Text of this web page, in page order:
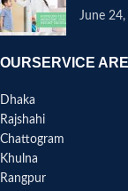
June
OURSERVICE
Dhaka
Rajshahi
Chattogram
Khulna
Rangpur